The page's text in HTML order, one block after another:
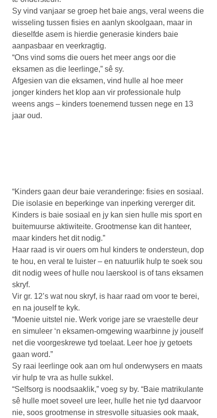
Sy vind vanjaar se groep het baie angs, veral weens die
wisseling tussen fisies en aanlyn skoolgaan, maar in
dieselfde asem is hierdie generasie kinders baie
aanpasbaar en veerkragtig.
“Ons vind soms die ouers het meer angs oor die
eksamen as die leerlinge,” sê sy.
Afgesien van die eksamen, vind hulle al hoe meer
jonger kinders het klop aan vir professionale hulp
weens angs – kinders toenemend tussen nege en 13
jaar oud.
“Kinders gaan deur baie veranderinge: fisies en sosiaal.
Die isolasie en beperkinge van inperking vererger dit.
Kinders is baie sosiaal en jy kan sien hulle mis sport en
buitemuurse aktiwiteite. Grootmense kan dit hanteer,
maar kinders het dit nodig.”
Haar raad is vir ouers om hul kinders te ondersteun, dop
te hou, en veral te luister – en natuurlik hulp te soek sou
dit nodig wees of hulle nou laerskool is of tans eksamen
skryf.
Vir gr. 12’s wat nou skryf, is haar raad om voor te berei,
en na jouself te kyk.
“Moenie uitstel nie. Werk vorige jare se vraestelle deur
en simuleer ‘n eksamen-omgewing waarbinne jy jouself
net die voorgeskrewe tyd toelaat. Leer hoe jy getoets
gaan word.”
Sy raai leerlinge ook aan om hul onderwysers en maats
vir hulp te vra as hulle sukkel.
“Selfsorg is noodsaaklik,” voeg sy by. “Baie matrikulante
sê hulle moet soveel ure leer, hulle het nie tyd daarvoor
nie, soos grootmense in stresvolle situasies ook maak,